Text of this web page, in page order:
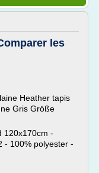
les
Heather tapis
Gris Größe
120x170cm -
- 100% polyester -